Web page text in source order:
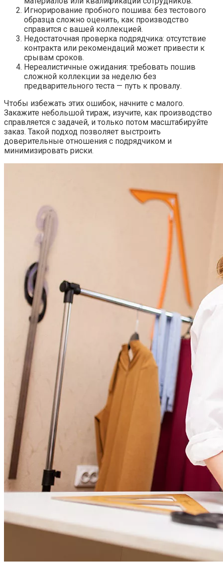
Игнорирование пробного пошива: без тестового
образца сложно оценить, как производство
справится с вашей коллекцией.
Недостаточная проверка подрядчика: отсутствие
контракта или рекомендаций может привести к
срывам сроков.
Нереалистичные ожидания: требовать пошив
сложной коллекции за неделю без
предварительного теста — путь к провалу.
Чтобы избежать этих ошибок, начните с малого.
Закажите небольшой тираж, изучите, как производство
справляется с задачей, и только потом масштабируйте
заказ. Такой подход позволяет выстроить
доверительные отношения с подрядчиком и
минимизировать риски.